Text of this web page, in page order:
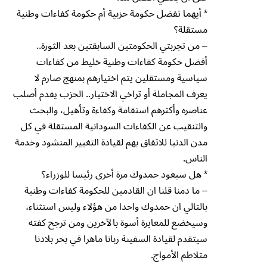
* أيهما تفضل حكومة حزبية أم حكومة كفاءات وطنية
مستقلة؟
– من تجربتي الحكومتين السابقتين بعد الثورة..
أفضل حكومة كفاءات وطنية خليط من كفاءات
سياسية ومستقلين يتم اختيارهم بمنهج صارم لا
يعرف المجاملة أو تراخي الاختيار.. الحزب يقدم أصلب
عناصره وأكثرهم استقامة وكفاءة وتأهيل، والبحث
والتنقيب عن الكفاءات السودانية المستقلة في كل
مدن الدنيا للاتفاق بهم لقيادة التغيير المنشود وخدمة
الناس.
* هل سيعود حمدوك مرة أخرى رئيسا للوزراء؟
– ما دمنا قلنا ان القادمين للحكومة كفاءات وطنية
بالتالي ان حمدوك واحدا من هؤلاء وليس استثناء،
وسيخضع للمعايرة أسوة بالآخرين ومن ترجح كفته
سيتقدم لقيادة السفينة ربانا ماهرا في بحر بلادنا
متلاطم الأمواج.